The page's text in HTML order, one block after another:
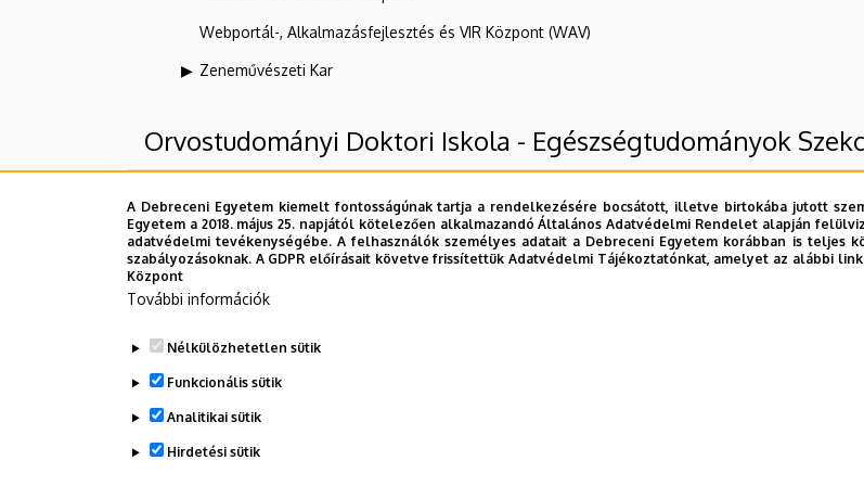
Webportál-, Alkalmazásfejlesztés és VIR Központ (WAV)
Zeneművészeti Kar
Orvostudományi Doktori Iskola - Egészségtudományok
Felettes szervezeti egységek
Debreceni Egyetem
Orvostudományi Doktori Iskola
Dolgozói adatmódosítás igénylése a DE telefonkönyvében
A Debreceni Egyetem kiemelt fontosságúnak tartja a rendelkezésére bocsátott, illetve birtokába jutott
Egyetem a 2018. május 25. napjától kötelezően alkalmazandó Általános Adatvédelmi Rendelet alapján
adatvédelmi tevékenységébe. A felhasználók személyes adatait a Debreceni Egyetem korábban is
szabályozásoknak. A GDPR előírásait követve frissítettük Adatvédelmi Tájékoztatónkat, amelyet az alábbi
Központ
További információk
Nélkülözhetetlen sütik
Funkcionális sütik
Analitikai sütik
Hirdetési sütik